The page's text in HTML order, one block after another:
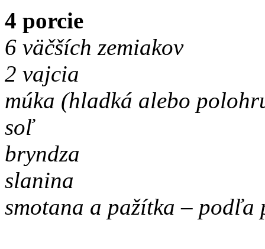
4 porcie
6 väčších zemiakov
2 vajcia
múka (hladká alebo
soľ
bryndza
slanina
smotana a pažítka – podľa